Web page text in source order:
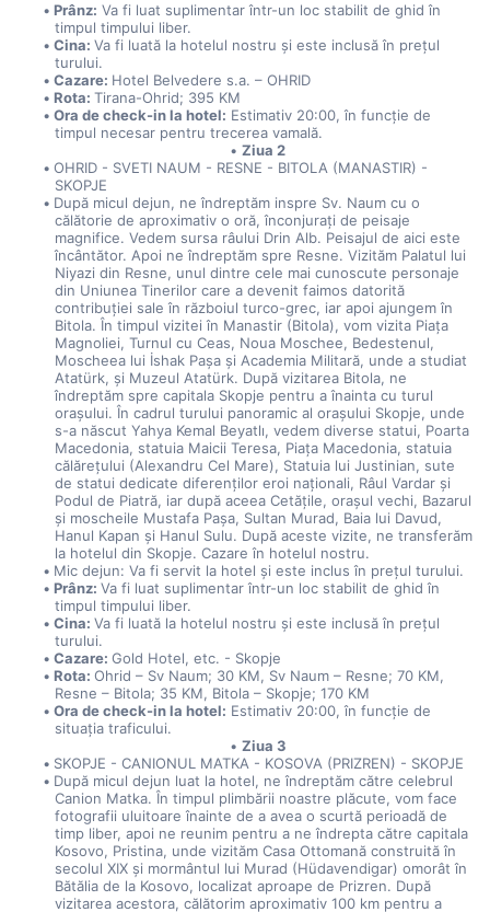
Prânz: Va fi luat suplimentar într-un loc stabilit de ghid în
timpul timpului liber.
Cina: Va fi luată la hotelul nostru și este inclusă în prețul
turului.
Cazare: Hotel Belvedere s.a. – OHRID
Rota: Tirana-Ohrid; 395 KM
Ora de check-in la hotel: Estimativ 20:00, în funcție de
timpul necesar pentru trecerea vamală.
Ziua 2
OHRID - SVETI NAUM - RESNE - BITOLA (MANASTIR) -
SKOPJE
După micul dejun, ne îndreptăm inspre Sv. Naum cu o
călătorie de aproximativ o oră, înconjurați de peisaje
magnifice. Vedem sursa râului Drin Alb. Peisajul de aici este
încântător. Apoi ne îndreptăm spre Resne. Vizităm Palatul lui
Niyazi din Resne, unul dintre cele mai cunoscute personaje
din Uniunea Tinerilor care a devenit faimos datorită
contribuției sale în războiul turco-grec, iar apoi ajungem în
Bitola. În timpul vizitei în Manastir (Bitola), vom vizita Piața
Magnoliei, Turnul cu Ceas, Noua Moschee, Bedestenul,
Moscheea lui İshak Pașa și Academia Militară, unde a studiat
Atatürk, și Muzeul Atatürk. După vizitarea Bitola, ne
îndreptăm spre capitala Skopje pentru a înainta cu turul
orașului. În cadrul turului panoramic al orașului Skopje, unde
s-a născut Yahya Kemal Beyatlı, vedem diverse statui, Poarta
Macedonia, statuia Maicii Teresa, Piața Macedonia, statuia
călărețului (Alexandru Cel Mare), Statuia lui Justinian, sute
de statui dedicate diferenților eroi naționali, Râul Vardar și
Podul de Piatră, iar după aceea Cetățile, orașul vechi, Bazarul
și moscheile Mustafa Pașa, Sultan Murad, Baia lui Davud,
Hanul Kapan și Hanul Sulu. După aceste vizite, ne transferăm
la hotelul din Skopje. Cazare în hotelul nostru.
Mic dejun: Va fi servit la hotel și este inclus în prețul turului.
Prânz: Va fi luat suplimentar într-un loc stabilit de ghid în
timpul timpului liber.
Cina: Va fi luată la hotelul nostru și este inclusă în prețul
turului.
Cazare: Gold Hotel, etc. - Skopje
Rota: Ohrid – Sv Naum; 30 KM, Sv Naum – Resne; 70 KM,
Resne – Bitola; 35 KM, Bitola – Skopje; 170 KM
Ora de check-in la hotel: Estimativ 20:00, în funcție de
situația traficului.
Ziua 3
SKOPJE - CANIONUL MATKA - KOSOVA (PRIZREN) - SKOPJE
După micul dejun luat la hotel, ne îndreptăm către celebrul
Canion Matka. În timpul plimbării noastre plăcute, vom face
fotografii uluitoare înainte de a avea o scurtă perioadă de
timp liber, apoi ne reunim pentru a ne îndrepta către capitala
Kosovo, Pristina, unde vizităm Casa Ottomană construită în
secolul XIX și mormântul lui Murad (Hüdavendigar) omorât în
Bătălia de la Kosovo, localizat aproape de Prizren. După
vizitarea acestora, călătorim aproximativ 100 km pentru a